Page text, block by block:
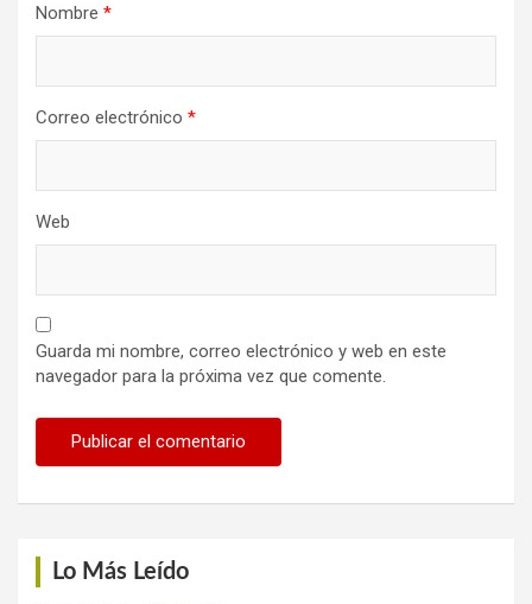
Nombre *
Correo electrónico *
Web
Guarda mi nombre, correo electrónico y web en este
navegador para la próxima vez que comente.
Lo Más Leído